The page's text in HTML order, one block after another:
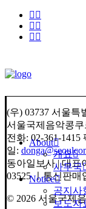
About
개요
사무국
Notice
공지사
보도자
(우) 03737 서울특
서울국제음악콩
전화: 02-361-1415
일:
동아일보사 | 대표
03525 ㅣ통신판매
© 2026 서울국제